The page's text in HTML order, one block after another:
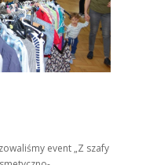
event „Z szafy